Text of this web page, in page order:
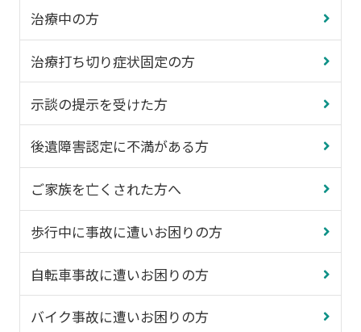
治療中の方
治療打ち切り症状固定の方
示談の提示を受けた方
後遺障害認定に不満がある方
ご家族を亡くされた方へ
歩行中に事故に遭いお困りの方
自転車事故に遭いお困りの方
バイク事故に遭いお困りの方